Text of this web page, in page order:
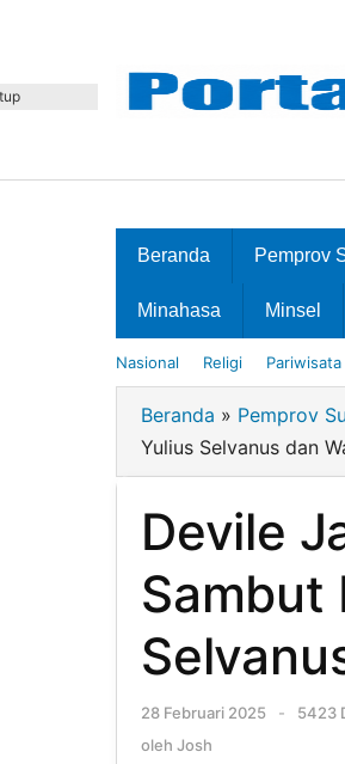
Beranda Pemprov
Minahasa Minsel
Nasional Religi Pariwisata
Beranda » Pemprov
Yulius Selvanus dan
Devile
Sambut
28 Februari 2025
oleh
-
5423
oleh Josh